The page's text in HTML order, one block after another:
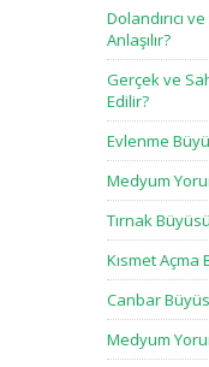
Dolandırıcı
Anlaşılır?
Gerçek ve
Edilir?
Evlenme
Medyum
Tırnak Büyüsü
Kısmet Açma
Canbar
Medyum